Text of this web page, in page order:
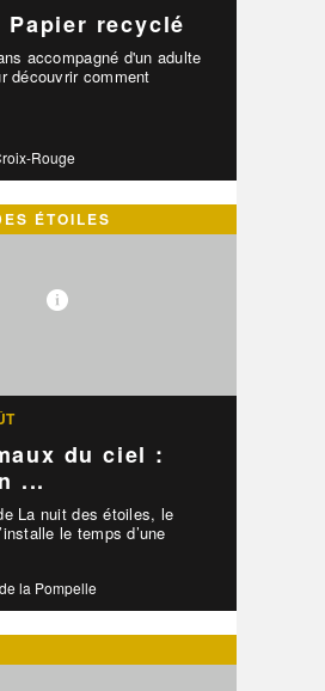
recyclé
accompagné d'un adulte
découvrir comment
Rouge
ÉTOILES
du ciel :
...
La nuit des étoiles, le
le temps d’une
la Pompelle